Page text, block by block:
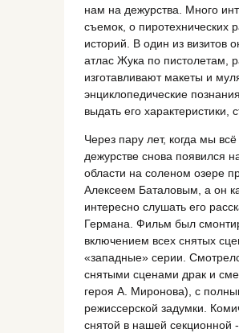
нам на дежурства. Много
съемок, о пиротехнических
историй. В один из визитов
атлас Жука по пистолетам,
изготавливают макеты и
энциклопедические
выдать его
Через пару лет, когда мы
дежурстве снова появился
области на соленом озере
Алексеем Баталовым, а он
интересно слушать его
Германа. Фильм был
включением всех снятых
«западные» серии.
снятыми сценами драк и
героя А. Миронова), с
режиссерской задумки.
снятой в нашей секционной